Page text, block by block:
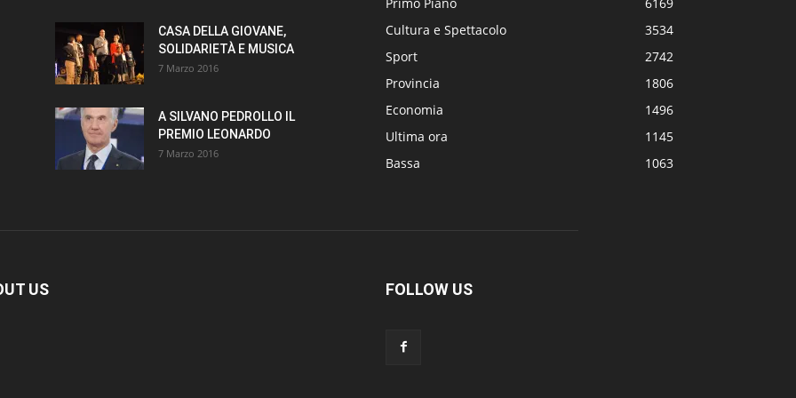
CASA DELLA GIOVANE,
SOLIDARIETÀ E MUSICA
7 Marzo 2016
A SILVANO PEDROLLO IL
PREMIO LEONARDO
7 Marzo 2016
Cultura e Spettacolo
3534
Sport
2742
Provincia
1806
Economia
1496
Ultima ora
1145
Bassa
1063
US FOLLOW US